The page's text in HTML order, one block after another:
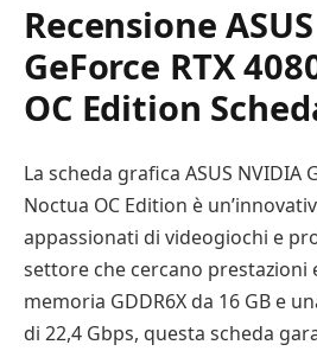
Recensione
GeForce RTX
OC Edition
La scheda grafica ASUS NVIDIA
Noctua OC Edition è
appassionati di videogiochi e
settore che cercano prestazioni
memoria GDDR6X da 16 GB e
di 22,4 Gbps, questa scheda